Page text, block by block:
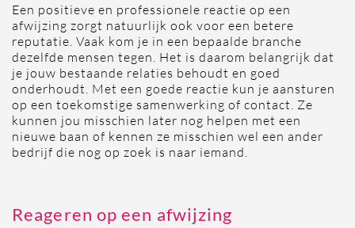
Een positieve en professionele reactie op een
afwijzing zorgt natuurlijk ook voor een betere
reputatie. Vaak kom je in een bepaalde branche
dezelfde mensen tegen. Het is daarom belangrijk dat
je jouw bestaande relaties behoudt en goed
onderhoudt. Met een goede reactie kun je aansturen
op een toekomstige samenwerking of contact. Ze
kunnen jou misschien later nog helpen met een
nieuwe baan of kennen ze misschien wel een ander
bedrijf die nog op zoek is naar iemand.
Reageren op een afwijzing